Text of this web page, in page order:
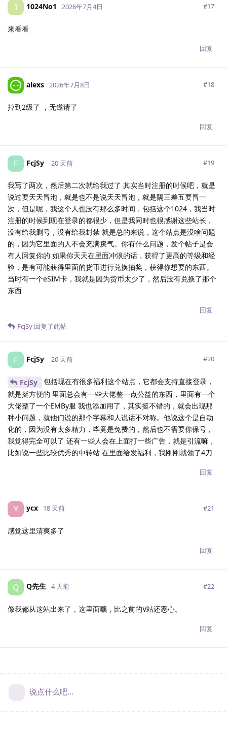
1 1024No1 2026年7月4日 #17
来看看
回复
alexs 2026年7月8日 #18
掉到2级了 ，无邀请了
回复
F FcjSy 20 天前 #19
我写了两次，然后第二次就给我过了 其实当时注册的时候吧，就是
说过要天天冒泡，就是也不是说天天冒泡，就是隔三差五要冒一
次，但是呢，我这个人也没有那么多时间，包括这个1024，我当时
注册的时候到现在登录的都很少，但是我同时也很感谢这些站长，
没有给我删号，没有给我封禁 就是总的来说，这个站点是没啥问题
的，因为它里面的人不会充满戾气。你有什么问题，发个帖子是会
有人回复你的 如果你天天在里面冲浪的话，获得了更高的等级和经
验，是有可能获得里面的货币进行兑换抽奖，获得你想要的东西。
当时有一个eSIM卡，我就是因为货币太少了，然后没有兑换了那个
东西
回复
FcjSy 回复了此帖
F FcjSy 20 天前 #20
FcjSy
包括现在有很多福利这个站点，它都会支持直接登录，
就是挺方便的 里面总会有一些大佬整一点公益的东西，里面有一个
大佬整了一个EMBy服 我也添加用了，其实挺不错的，就会出现那
种小问题，就他们说的那个字幕和人说话不对称。他说这个是自动
化的，因为没有太多精力，毕竟是免费的，然后也不需要你保号，
我觉得完全可以了 还有一些人会在上面打一些广告，就是引流嘛，
比如说一些比较优秀的中转站 在里面给发福利，我刚刚就领了4刀
回复
Y ycx 18 天前 #21
感觉这里清爽多了
回复
Q Q先生 4 天前 #22
像我都从这站出来了，这里面嘿，比之前的V站还恶心。
回复
说点什么吧...